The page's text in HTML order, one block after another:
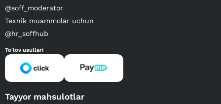
@soff_moderator
Texnik muammolar uchun
@hr_soffhub
To'lov usullari
Tayyor mahsulotlar